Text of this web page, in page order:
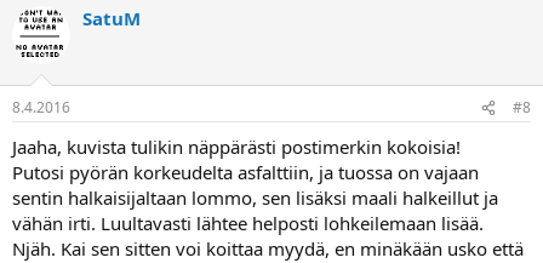
SatuM
8.4.2016 #8
Jaaha, kuvista tulikin näppärästi postimerkin kokoisia!
Putosi pyörän korkeudelta asfalttiin, ja tuossa on vajaan
sentin halkaisijaltaan lommo, sen lisäksi maali halkeillut ja
vähän irti. Luultavasti lähtee helposti lohkeilemaan lisää.
Njäh. Kai sen sitten voi koittaa myydä, en minäkään usko että